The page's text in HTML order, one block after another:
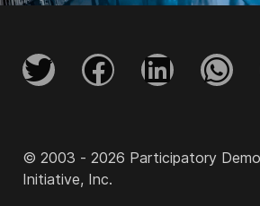
© 2003 - 2026 Participatory
Initiative, Inc.